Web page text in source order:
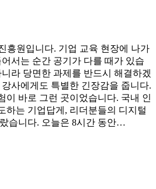
흥원입니다. 기업 교육 현장에 나가
서는 순간 공기가 다를 때가 있습
라 당면한 과제를 반드시 해결하겠
사에게도 특별한 긴장감을 줍니다.
이 바로 그런 곳이었습니다. 국내 인
하는 기업답게, 리더분들의 디지털
습니다. 오늘은 8시간 동안…